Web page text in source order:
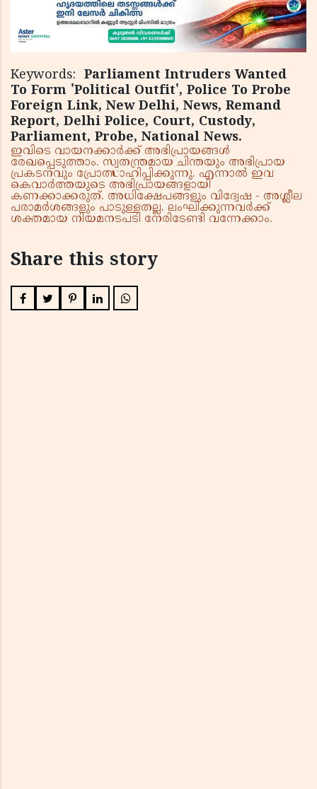
Keywords: Parliament Intruders Wanted
To Form 'Political Outfit', Police To Probe
Foreign Link, New Delhi, News, Remand
Report, Delhi Police, Court, Custody,
Parliament, Probe, National News.
ഇവിടെ വായനക്കാർക്ക് അഭിപ്രായങ്ങൾ
രേഖപ്പെടുത്താം. സ്വതന്ത്രമായ ചിന്തയും അഭിപ്രായ
പ്രകടനവും പ്രോത്സാഹിപ്പിക്കുന്നു. എന്നാൽ ഇവ
കെവാർത്തയുടെ അഭിപ്രായങ്ങളായി
കണക്കാക്കരുത്. അധിക്ഷേപങ്ങളും വിദ്വേഷ - അശ്ലീല
പരാമർശങ്ങളും പാടുള്ളതല്ല. ലംഘിക്കുന്നവർക്ക്
ശക്തമായ നിയമനടപടി നേരിടേണ്ടി വന്നേക്കാം.
Share this story